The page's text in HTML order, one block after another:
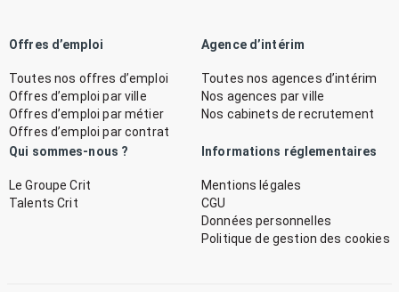
Offres d’emploi
Toutes nos offres d’emploi
Offres d’emploi par ville
Offres d’emploi par métier
Offres d’emploi par contrat
Agence d’intérim
Toutes nos agences d’intérim
Nos agences par ville
Nos cabinets de recrutement
Qui sommes-nous ?
Le Groupe Crit
Talents Crit
Informations réglementaires
Mentions légales
CGU
Données personnelles
Politique de gestion des cookies